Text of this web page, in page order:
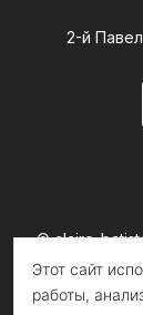
2-й
© claire-
Информация
Этот сайт
работы,